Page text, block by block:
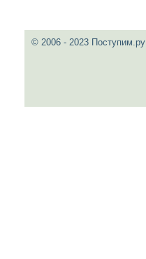
© 2006 - 2023 Поступим.ру